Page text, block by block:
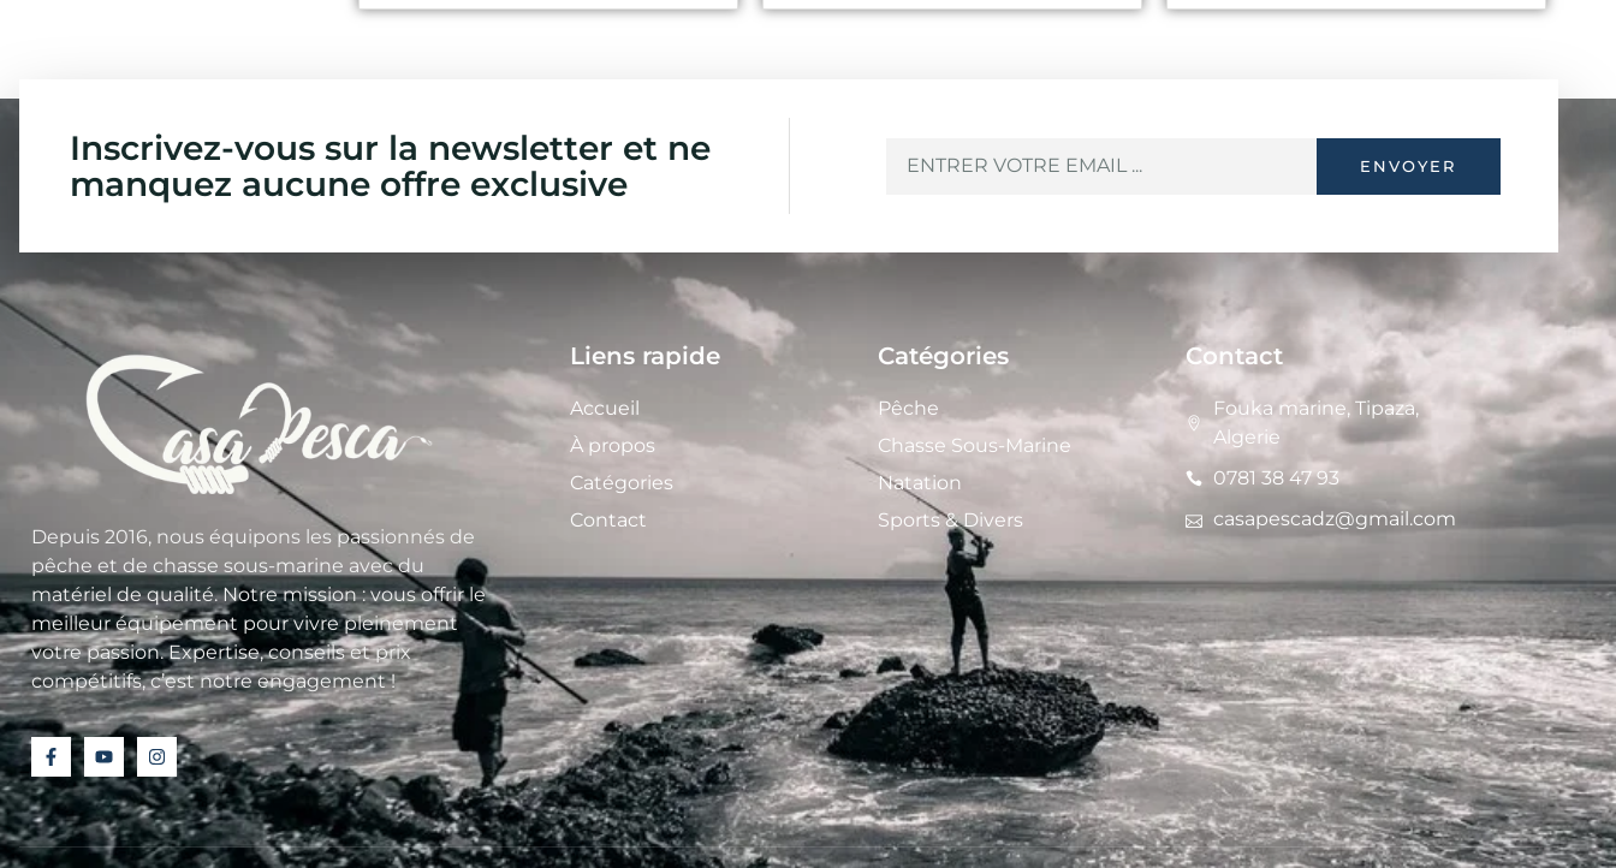
Inscrivez-vous sur la newsletter et ne
manquez aucune offre exclusive
ENVOYER
Depuis 2016, nous équipons les passionnés de
pêche et de chasse sous-marine avec du
matériel de qualité. Notre mission : vous offrir le
meilleur équipement pour vivre pleinement
votre passion. Expertise, conseils et prix
compétitifs, c’est notre engagement !
Liens rapide
Accueil
À propos
Catégories
Contact
Catégories
Pêche
Chasse Sous-Marine
Natation
Sports & Divers
Contact
Fouka marine, Tipaza,
Algerie
0781 38 47 93
casapescadz@gmail.com